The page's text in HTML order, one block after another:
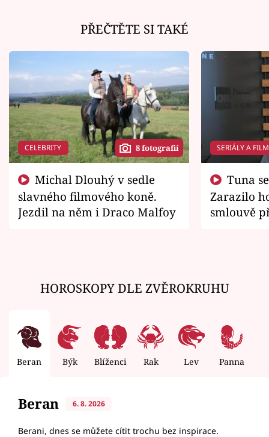
PŘEČTĚTE SI TAKÉ
CELEBRITY 8 fotografií
slavného filmového koně.
Jezdil na něm i Draco Malfoy
SERIÁLY A
Zarazilo
smlouvě
HOROSKOPY DLE ZVĚROKRUHU
Beran Býk Blíženci Rak Lev Panna
Beran 6. 8. 2026
Berani, dnes se můžete cítit trochu bez inspirace.